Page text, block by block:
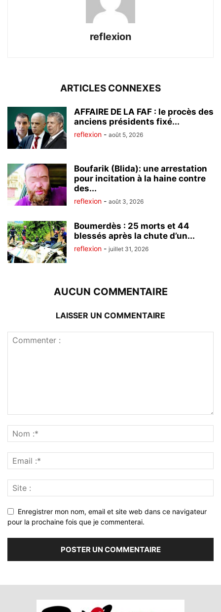
reflexion
ARTICLES CONNEXES
AFFAIRE DE LA FAF : le procès des
anciens présidents fixé...
reflexion - août 5, 2026
Boufarik (Blida): une arrestation
pour incitation à la haine contre
des...
reflexion - août 3, 2026
Boumerdès : 25 morts et 44
blessés après la chute d’un...
reflexion - juillet 31, 2026
AUCUN COMMENTAIRE
LAISSER UN COMMENTAIRE
Enregistrer mon nom, email et site web dans ce navigateur
pour la prochaine fois que je commenterai.